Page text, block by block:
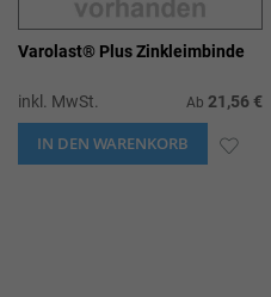
Varolast® Plus Zinkleimbinde
inkl. MwSt. Ab 21,56 €
IN DEN WARENKORB ZUR